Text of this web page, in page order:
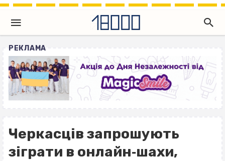
РЕКЛАМА
Черкасців запрошують
зіграти в онлайн‐шахи,